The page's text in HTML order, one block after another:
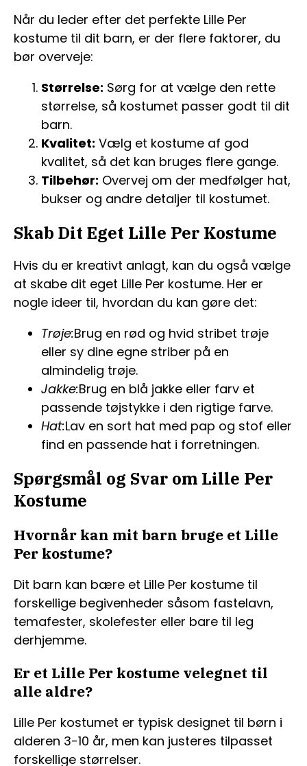
Når du leder efter det perfekte Lille Per
kostume til dit barn, er der flere faktorer, du
bør overveje:
Størrelse: Sørg for at vælge den rette
størrelse, så kostumet passer godt til dit
barn.
Kvalitet: Vælg et kostume af god
kvalitet, så det kan bruges flere gange.
Tilbehør: Overvej om der medfølger hat,
bukser og andre detaljer til kostumet.
Skab Dit Eget Lille Per Kostume
Hvis du er kreativt anlagt, kan du også vælge
at skabe dit eget Lille Per kostume. Her er
nogle ideer til, hvordan du kan gøre det:
Trøje:Brug en rød og hvid stribet trøje
eller sy dine egne striber på en
almindelig trøje.
Jakke:Brug en blå jakke eller farv et
passende tøjstykke i den rigtige farve.
Hat:Lav en sort hat med pap og stof eller
find en passende hat i forretningen.
Spørgsmål og Svar om Lille Per
Kostume
Hvornår kan mit barn bruge et Lille
Per kostume?
Dit barn kan bære et Lille Per kostume til
forskellige begivenheder såsom fastelavn,
temafester, skolefester eller bare til leg
derhjemme.
Er et Lille Per kostume velegnet til
alle aldre?
Lille Per kostumet er typisk designet til børn i
alderen 3-10 år, men kan justeres tilpasset
forskellige størrelser.